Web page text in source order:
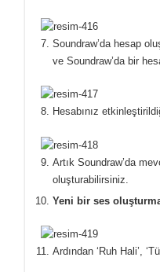
Soundraw’da hesap
ve Soundraw’da bir
Hesabınız
Artık Soundraw’da
oluşturabilirsiniz.
Yeni bir ses
Ardından ‘Ruh Hali’,